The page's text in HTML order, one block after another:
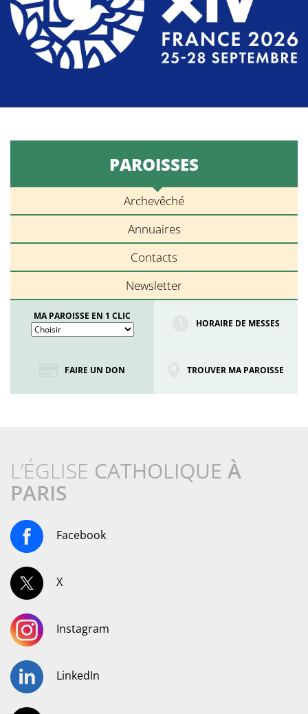
PAROISSES
Archevêché
Annuaires
Contacts
Newsletter
MA PAROISSE EN 1 CLIC
HORAIRE DE MESSES
FAIRE UN DON TROUVER MA PAROISSE
L’ÉGLISE CATHOLIQUE À
PARIS
Facebook
X
Instagram
LinkedIn